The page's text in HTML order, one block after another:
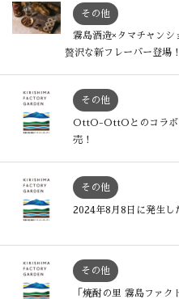
その他
霧島酒造×タマチャンシ
贅沢な新フレーバー登場！
その他
OttO-OttOとのコラボ
売！
その他
2024年8月8日に発生し
その他
「焼酎の里 霧島ファ